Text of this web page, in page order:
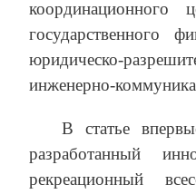
координационного
государственного
юридическо-
инженерно-
В статье
разработанный
рекреационный